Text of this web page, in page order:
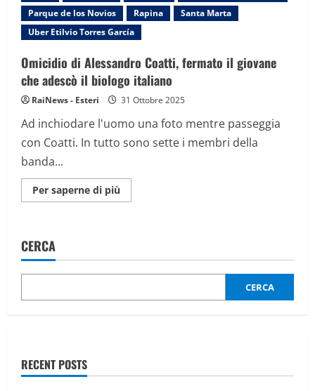
Parque de los Novios
Rapina
Santa Marta
Uber Etilvio Torres García
Omicidio di Alessandro Coatti, fermato il giovane
che adescò il biologo italiano
RaiNews - Esteri 31 Ottobre 2025
Ad inchiodare l'uomo una foto mentre passeggia
con Coatti. In tutto sono sette i membri della
banda...
Per saperne di più
informazioni
fermato
giovane
adescò
CERCA
CERCA
RECENT POSTS